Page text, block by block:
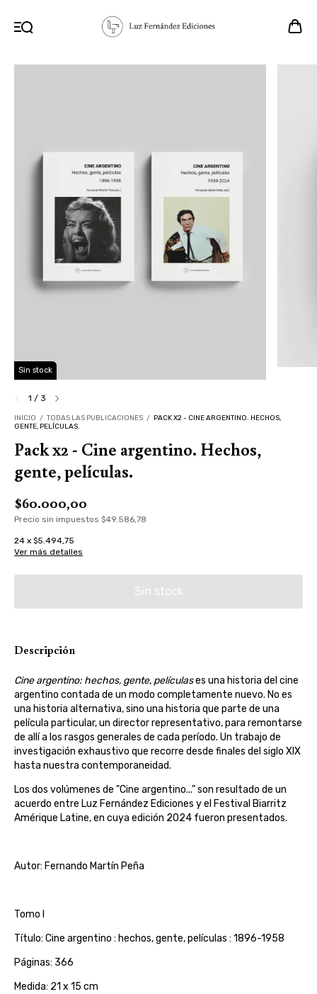
Sin stock
1 / 3
INICIO / TODAS LAS PUBLICACIONES / PACK X2 - CINE ARGENTINO. HECHOS,
GENTE, PELÍCULAS.
Pack x2 - Cine argentino. Hechos,
gente, películas.
$60.000,00
Precio sin impuestos $49.586,78
24 x $5.494,75
Ver más detalles
Descripción
Cine argentino: hechos, gente, películases una historia del cine
argentino contada de un modo completamente nuevo. No es
una historia alternativa, sino una historia que parte de una
película particular, un director representativo, para remontarse
de allí a los rasgos generales de cada período. Un trabajo de
investigación exhaustivo que recorre desde finales del siglo XIX
hasta nuestra contemporaneidad.
Los dos volúmenes de "Cine argentino..." son resultado de un
acuerdo entre Luz Fernández Ediciones y el Festival Biarritz
Amérique Latine, en cuya edición 2024 fueron presentados.
Autor: Fernando Martín Peña
Tomo I
Título: Cine argentino : hechos, gente, películas : 1896-1958
Páginas: 366
Medida: 21 x 15 cm